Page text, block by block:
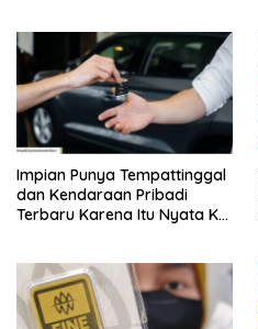
Impian Punya Tempattinggal
dan Kendaraan Pribadi
Terbaru Karena Itu Nyata Ke